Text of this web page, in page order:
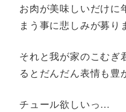
お肉が美味しいだけに
まう事に悲しみが募り
それと我が家のこむぎ
るとだんだん表情も豊
チュール欲しいっ…